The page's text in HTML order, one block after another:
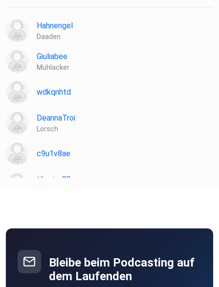
Hahnengel
Daaden
Giuliabee
Mühlacker
wdkqnhtd
DeannaTroi
Lorsch
c9u1v8ae
tiberius82
Purgstall
Bleibe beim Podcasting auf
dem Laufenden